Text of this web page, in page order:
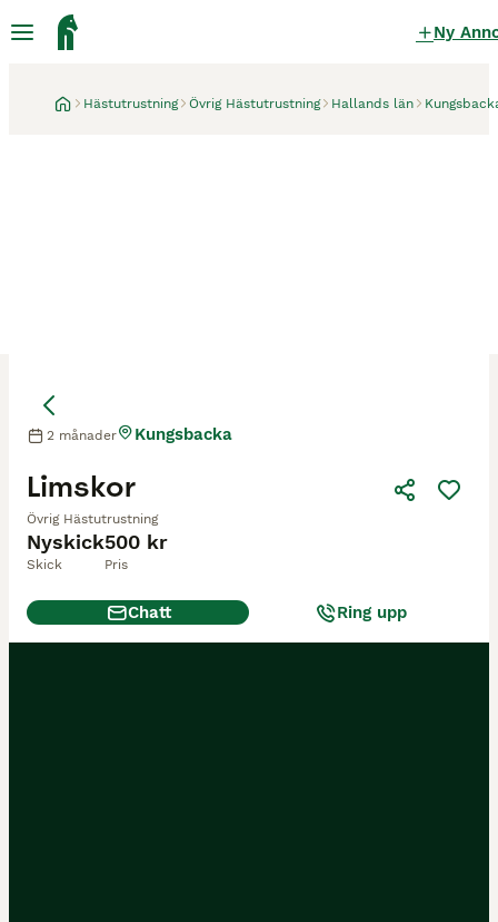
Ny
Hästutrustning Övrig Hästutrustning Hallands län
Nyskick
Skick
500 kr
Pris
Limskor
Övrig Hästutrustning
2 månader Kungsbacka
Chatt Ring upp